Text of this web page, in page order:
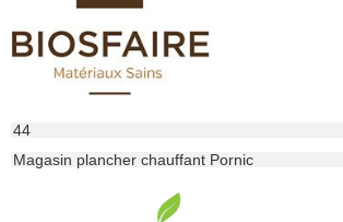
44
Magasin plancher chauffant Pornic